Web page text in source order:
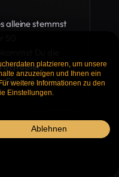
alleine stemmst
Du die
Diraufzustellen.
platzieren, um unsere
anzuzeigen und Ihnen ein
weitere Informationen zu den
Einstellungen.
Ablehnen